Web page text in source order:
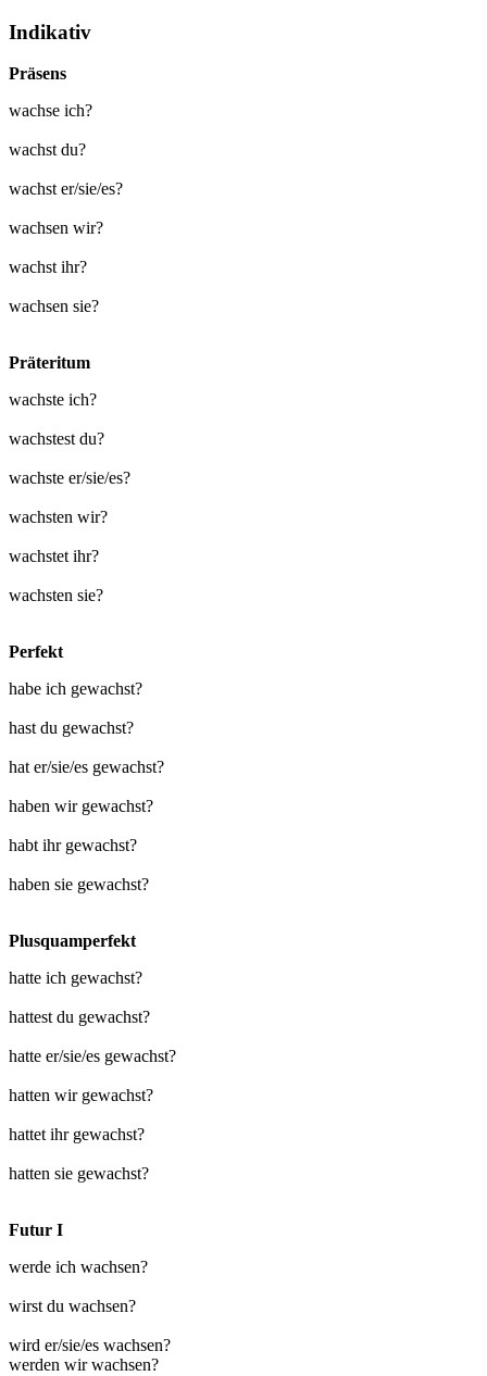
Indikativ
Präsens
wachse ich?
wachst du?
wachst er/sie/es?
wachsen wir?
wachst ihr?
wachsen sie?
Präteritum
wachste ich?
wachstest du?
wachste er/sie/es?
wachsten wir?
wachstet ihr?
wachsten sie?
Perfekt
habe ich gewachst?
hast du gewachst?
hat er/sie/es gewachst?
haben wir gewachst?
habt ihr gewachst?
haben sie gewachst?
Plusquamperfekt
hatte ich gewachst?
hattest du gewachst?
hatte er/sie/es gewachst?
hatten wir gewachst?
hattet ihr gewachst?
hatten sie gewachst?
Futur I
werde ich wachsen?
wirst du wachsen?
wird er/sie/es wachsen?
werden wir wachsen?